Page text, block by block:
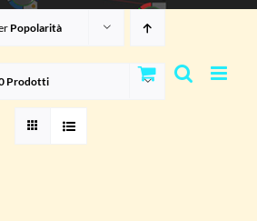
Popolarità
Prodotti